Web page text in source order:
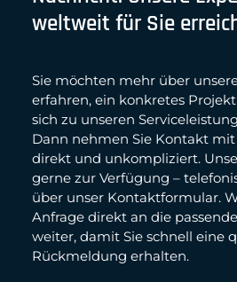
weltweit für Sie
Sie möchten mehr über
erfahren, ein konkretes
sich zu unseren
Dann nehmen Sie Kontakt mit
direkt und unkompliziert.
gerne zur Verfügung –
über unser Kontaktformular.
Anfrage direkt an die
weiter, damit Sie schnell eine
Rückmeldung erhalten.